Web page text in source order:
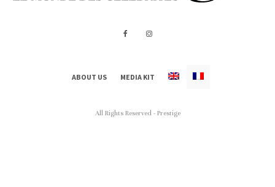
ABOUT US MEDIA KIT
All Rights Reserved - Prestige